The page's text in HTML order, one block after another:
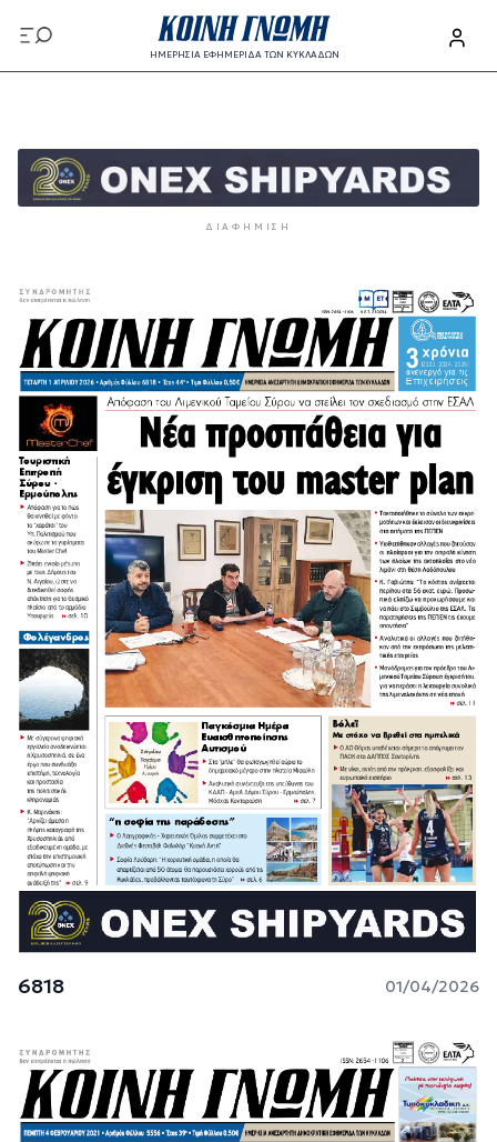
Παράκαμψη προς το κυρίως περιεχόμενο
ΗΜΕΡΗΣΙΑ ΕΦΗΜΕΡΙΔΑ ΤΩΝ ΚΥΚΛΑΔΩΝ
ΔΙΑΦΉΜΙΣΗ
6818 01/04/2026